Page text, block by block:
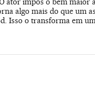
ator impôs o bem maior
algo mais do que um
Isso o transforma em